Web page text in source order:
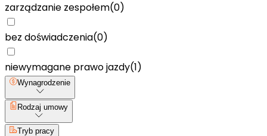
zarządzanie zespołem(0)
bez doświadczenia(0)
niewymagane prawo jazdy(1)
Wynagrodzenie
Rodzaj umowy
Tryb pracy